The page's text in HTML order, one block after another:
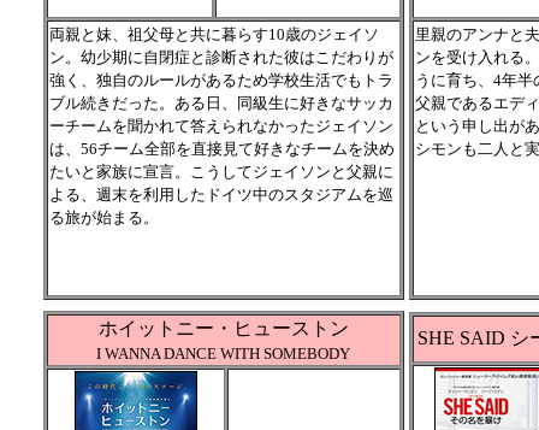
両親と妹、祖父母と共に暮らす10歳のジェイソ
ン。幼少期に自閉症と診断された彼はこだわりが
強く、独自のルールがあるため学校生活でもトラ
ブル続きだった。ある日、同級生に好きなサッカ
ーチームを聞かれて答えられなかったジェイソン
は、56チーム全部を直接見て好きなチームを決め
たいと家族に宣言。こうしてジェイソンと父親に
よる、週末を利用したドイツ中のスタジアムを巡
る旅が始まる。
里親のアンナと
ンを受け入れる
うに育ち、4年
父親であるエデ
という申し出が
シモンも二人と
ホイットニー・ヒューストン
I WANNA DANCE WITH SOMEBODY
SHE SAID